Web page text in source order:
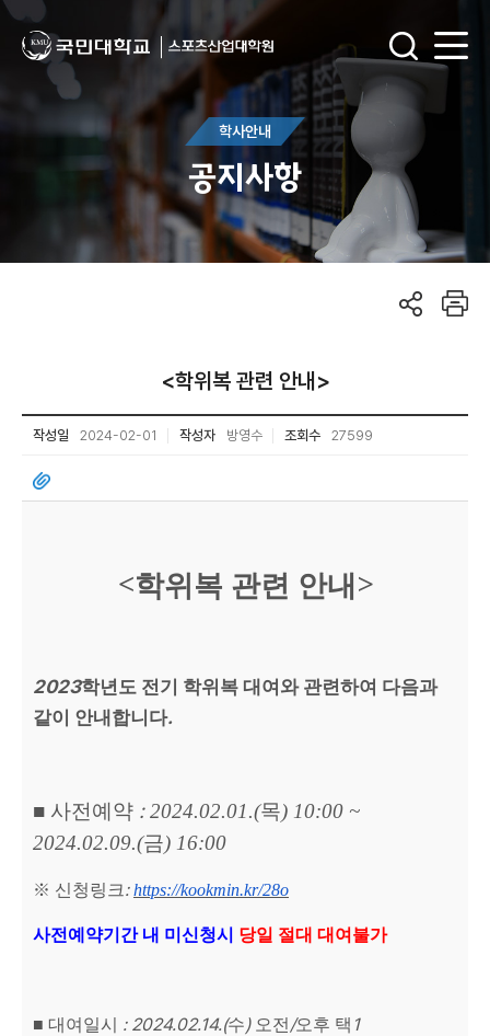
학사안내
공지사항
<학위복 관련 안내>
작성일 2024-02-01 작성자 방영수 조회수 27599
<학위복 관련 안내 >
2023학년도 전기 학위복 대여와 관련하여 다음과
같이 안내합니다.
■ 사전예약 :2024.02.01.(목) 10:00 ~
2024.02.09.(금) 16:00
※ 신청링크:https://kookmin.kr/28o
사전예약기간 내 미신청시 당일 절대 대여불가
■ 대여일시 : 2024.02.14.(수) 오전 /오후 택 1